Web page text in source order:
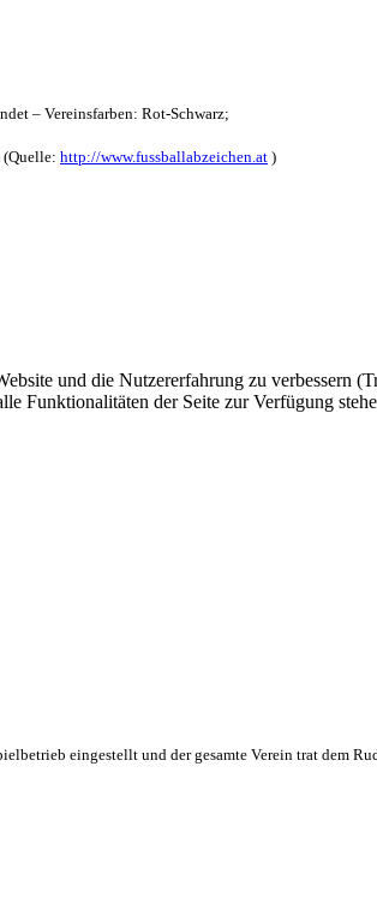
und die Nutzererfahrung zu verbessern
Funktionalitäten der Seite zur Verfügung
– Vereinsfarben: Rot-Schwarz;
http://www.fussballabzeichen.at )
eingestellt und der gesamte Verein trat dem